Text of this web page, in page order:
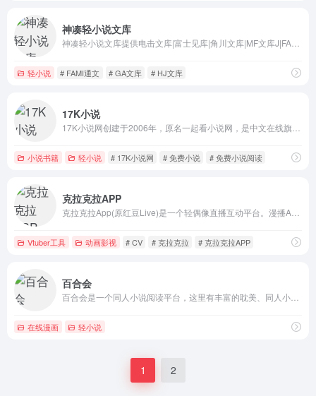
神凑轻小说文库
轻小说 # FAMI通文 # GA文库 # HJ文库
17K小说
小说书籍 轻小说 # 17K小说网 # 免费小说 # 免费小说阅读
克拉克拉APP
Vtuber工具 动画影视 # CV # 克拉克拉 # 克拉克拉APP
百合会
在线漫画 轻小说
1 2